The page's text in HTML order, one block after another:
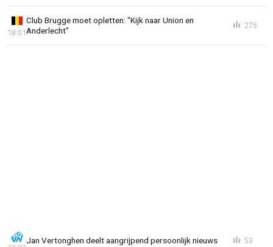
Club Brugge moet opletten: "Kijk naar Union en
Anderlecht"
18:01
275
Jan Vertonghen deelt aangrijpend persoonlijk nieuws 53